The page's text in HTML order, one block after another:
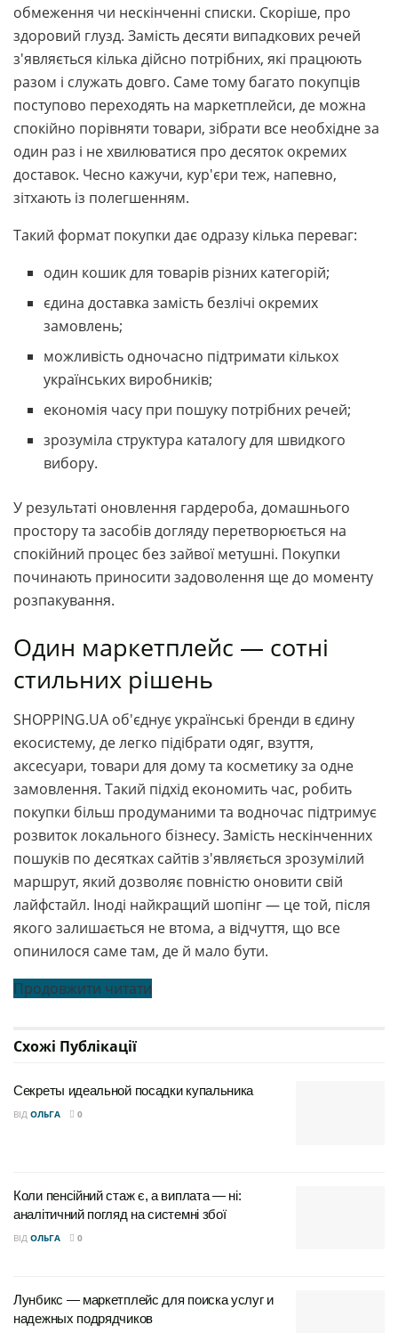
обмеження чи нескінченні списки. Скоріше, про
здоровий глузд. Замість десяти випадкових речей
з'являється кілька дійсно потрібних, які працюють
разом і служать довго. Саме тому багато покупців
поступово переходять на маркетплейси, де можна
спокійно порівняти товари, зібрати все необхідне за
один раз і не хвилюватися про десяток окремих
доставок. Чесно кажучи, кур'єри теж, напевно,
зітхають із полегшенням.
Такий формат покупки дає одразу кілька переваг:
один кошик для товарів різних категорій;
єдина доставка замість безлічі окремих
замовлень;
можливість одночасно підтримати кількох
українських виробників;
економія часу при пошуку потрібних речей;
зрозуміла структура каталогу для швидкого
вибору.
У результаті оновлення гардероба, домашнього
простору та засобів догляду перетворюється на
спокійний процес без зайвої метушні. Покупки
починають приносити задоволення ще до моменту
розпакування.
Один маркетплейс — сотні
стильних рішень
SHOPPING.UA об'єднує українські бренди в єдину
екосистему, де легко підібрати одяг, взуття,
аксесуари, товари для дому та косметику за одне
замовлення. Такий підхід економить час, робить
покупки більш продуманими та водночас підтримує
розвиток локального бізнесу. Замість нескінченних
пошуків по десятках сайтів з'являється зрозумілий
маршрут, який дозволяє повністю оновити свій
лайфстайл. Іноді найкращий шопінг — це той, після
якого залишається не втома, а відчуття, що все
опинилося саме там, де й мало бути.
Продовжити читати
Схожі Публікації
Секреты идеальной посадки купальника
ВІД ОЛЬГА 0
Коли пенсійний стаж є, а виплата — ні:
аналітичний погляд на системні збої
ВІД ОЛЬГА 0
Лунбикс — маркетплейс для поиска услуг и
надежных подрядчиков